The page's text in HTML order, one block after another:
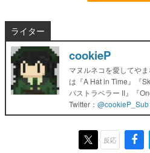
ライター
cookieP
マヌルネコを愛してや
は『A Hat in Time』『
パストラベラー II』『
Twitter： @cookieP_Sub
反応